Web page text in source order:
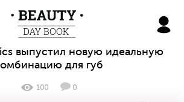
BeautyDayBook
выпустил новую идеальную
для губ
100 0